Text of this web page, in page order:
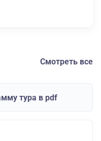
Смотреть все
тура в pdf